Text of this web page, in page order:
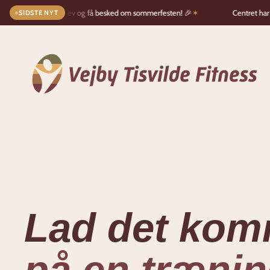
SIDSTE NYT
nyhedsbrev og få besked om sommerfesten! 🎉✶ Centret har
Lad det